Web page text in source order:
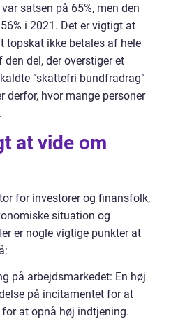
satsen på 65%, men den
i 2021. Det er vigtigt at
ikke betales af hele
del, der overstiger et
“skattefri bundfradrag”
derfor, hvor mange personer
at vide om
for investorer og finansfolk,
situation og
er nogle vigtige punkter at
på arbejdsmarkedet: En høj
på incitamentet for at
at opnå høj indtjening.